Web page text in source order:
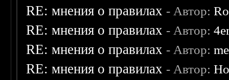
RE: мнения о правилах - Автор:
RE: мнения о правилах - Автор:
RE: мнения о правилах - Автор:
RE: мнения о правилах - Автор: